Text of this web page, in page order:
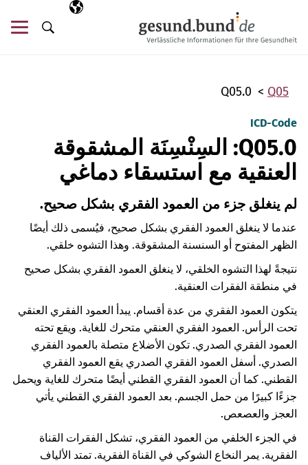
اللغة المختارة
AR
البحث
Q05
Q05.0
ICD-Code
Q05.0: السِنْسِنَة المشقوقة
العنقية مع استسقاء دماغي
لم ينغلق جزء من العمود الفقري بشكل صحيح.
عندما لا ينغلق العمود الفقري بشكل صحيح، فيُسمى ذلك أيضًا
الظهر المفتوح أو السنسنة المشقوقة. وهذا التشوه خلقي.
نتيجةً لهذا التشوه الخلقي، لا ينغلق العمود الفقري بشكل صحيح
في منطقة الفقرات العنقية.
يتكون العمود الفقري من عدة أقسام. يبدأ العمود الفقري العنقي
تحت الرأس. العمود الفقري العنقي متحرك للغاية. ويقع تحته
العمود الفقري الصدري. تكون الأضلاع متصلة بالعمود الفقري
الصدري. أسفل العمود الفقري الصدري يقع العمود الفقري
القطني. كما أن العمود الفقري القطني أيضًا متحرك للغاية ويحمل
جزءًا كبيرًا من حمل الجسم. بعد العمود الفقري القطني يأتي
العجز والعصعص.
في الجزء الخلفي من العمود الفقري، تشكل الفقرات القناة
الفقرية. يمر النخاع الشوكي في القناة الفقرية. تمتد الألياف